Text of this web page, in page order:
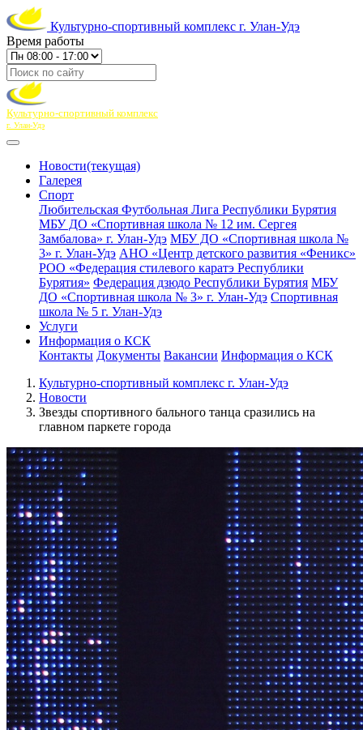
Культурно-спортивный комплекс г. Улан-Удэ
Время работы
Культурно-спортивный комплекс
г. Улан-Удэ
Новости(текущая)
Галерея
Спорт
Любительская Футбольная Лига Республики Бурятия
МБУ ДО «Спортивная школа № 12 им. Сергея
Замбалова» г. Улан-Удэ МБУ ДО «Спортивная школа №
3» г. Улан-Удэ АНО «Центр детского развития «Феникс»
РОО «Федерация стилевого каратэ Республики
Бурятия» Федерация дзюдо Республики Бурятия МБУ
ДО «Спортивная школа № 3» г. Улан-Удэ Спортивная
школа № 5 г. Улан-Удэ
Услуги
Информация о КСК
Контакты Документы Вакансии Информация о КСК
Культурно-спортивный комплекс г. Улан-Удэ
Новости
Звезды спортивного бального танца сразились на
главном паркете города